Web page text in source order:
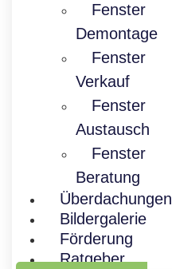
Fenster
Demontage
Fenster
Verkauf
Fenster
Austausch
Fenster
Beratung
Überdachungen
Bildergalerie
Förderung
Ratgeber